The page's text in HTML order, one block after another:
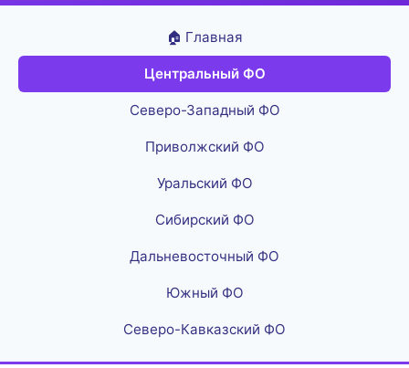
🏠 Главная
Центральный ФО
Северо-Западный ФО
Приволжский ФО
Уральский ФО
Сибирский ФО
Дальневосточный ФО
Южный ФО
Северо-Кавказский ФО